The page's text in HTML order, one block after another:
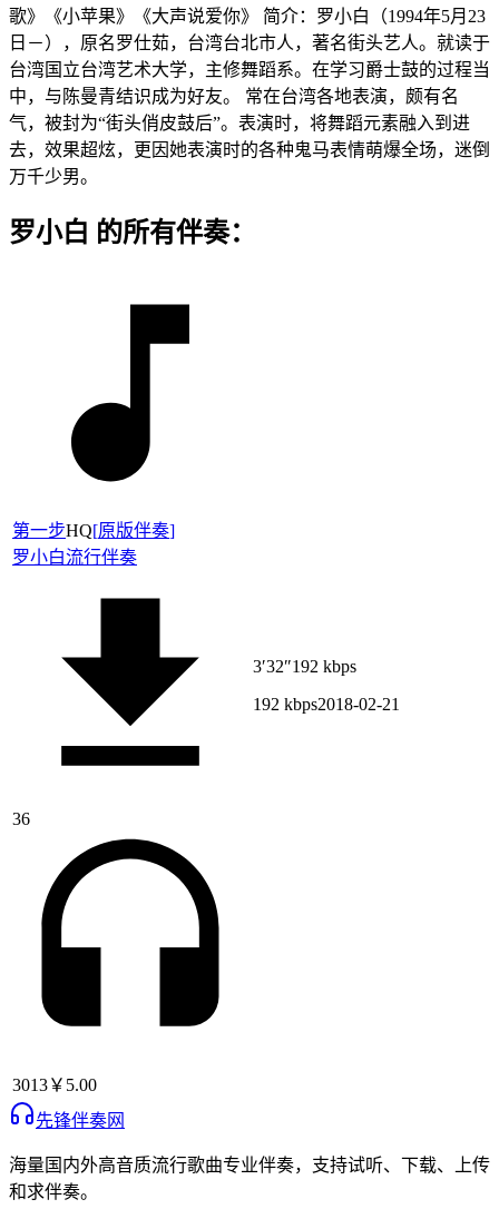
歌》《小苹果》《大声说爱你》 简介：罗小白（1994年5月23
日－），原名罗仕茹，台湾台北市人，著名街头艺人。就读于
台湾国立台湾艺术大学，主修舞蹈系。在学习爵士鼓的过程当
中，与陈曼青结识成为好友。 常在台湾各地表演，颇有名
气，被封为“街头俏皮鼓后”。表演时，将舞蹈元素融入到进
去，效果超炫，更因她表演时的各种鬼马表情萌爆全场，迷倒
万千少男。
罗小白 的所有伴奏：
第一步HQ[原版伴奏]
罗小白流行伴奏
36
3013￥5.00
3′32″192 kbps
192 kbps2018-02-21
先锋伴奏网
海量国内外高音质流行歌曲专业伴奏，支持试听、下载、上传
和求伴奏。